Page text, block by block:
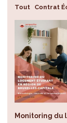
Tout Contrat
Monitoring du